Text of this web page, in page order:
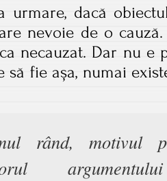
urmare, dacă
nevoie de o
necauzat. Dar nu e
să fie așa, numai
rând, motivul